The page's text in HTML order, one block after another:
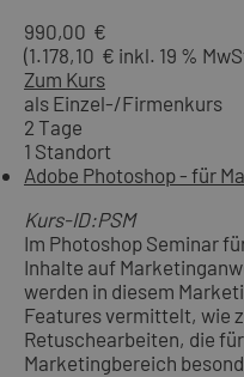
990,00 €
(1.178,10 € inkl. 19 %
Zum Kurs
als Einzel-/Firmenkurs
2 Tage
1 Standort
Adobe Photoshop - für
Kurs-ID:PSM
Im Photoshop Seminar
Inhalte auf
werden in diesem
Features vermittelt, wie
Retuschearbeiten, die
Marketingbereich